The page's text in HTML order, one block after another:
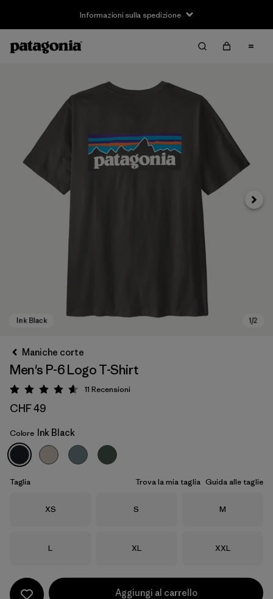
Informazioni sulla spedizione
Ink Black
Avanti
Maniche corte
Men's P-6 Logo T-Shirt
Valutazione: 4.6 / 5
11 Recensioni
CHF 49
Colore Ink Black
Taglia Trova la mia taglia Guida alle taglie
Taglia
XS Taglia
S Taglia
M
Taglia
L Taglia
XL Taglia
XXL
Aggiungi al carrello